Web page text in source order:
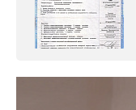
«Феникс: